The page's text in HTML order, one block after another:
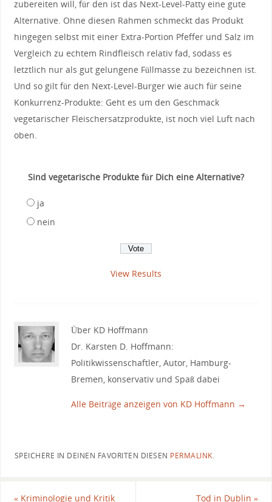
zubereiten will, für den ist das Next-Level-Patty eine gute
Alternative. Ohne diesen Rahmen schmeckt das Produkt
hingegen selbst mit einer Extra-Portion Pfeffer und Salz im
Vergleich zu echtem Rindfleisch relativ fad, sodass es
letztlich nur als gut gelungene Füllmasse zu bezeichnen ist.
Und so gilt für den Next-Level-Burger wie auch für seine
Konkurrenz-Produkte: Geht es um den Geschmack
vegetarischer Fleischersatzprodukte, ist noch viel Luft nach
oben.
Sind vegetarische Produkte für Dich eine Alternative?
ja
nein
View Results
Über KD Hoffmann
Dr. Karsten D. Hoffmann:
Politikwissenschaftler, Autor, Hamburg-
Bremen, konservativ und Spaß dabei
Alle Beiträge anzeigen von KD Hoffmann →
SPEICHERE IN DEINEN FAVORITEN DIESEN PERMALINK.
«Kriminologie und Kritik Tod in Dublin»